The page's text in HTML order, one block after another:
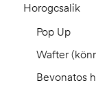
Horogcsalik
Pop Up
Wafter
Bevonatos